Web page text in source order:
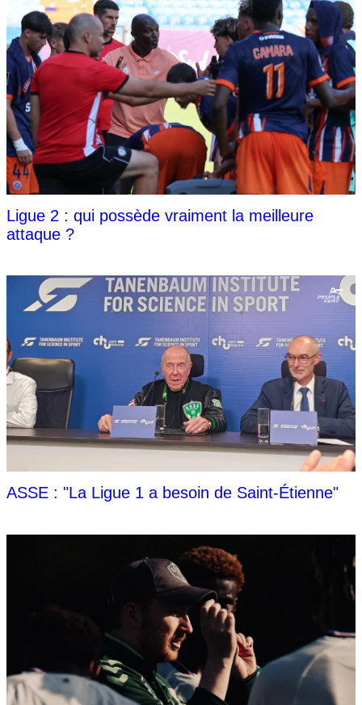
Ligue 2 : qui possède vraiment la meilleure
attaque ?
ASSE : "La Ligue 1 a besoin de Saint-Étienne"